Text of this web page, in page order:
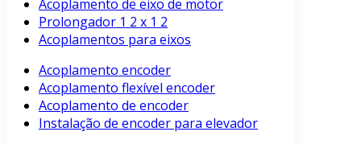
Acoplamento de eixo de motor
Prolongador 1 2 x 1 2
Acoplamentos para eixos
Acoplamento encoder
Acoplamento flexível encoder
Acoplamento de encoder
Instalação de encoder para elevador